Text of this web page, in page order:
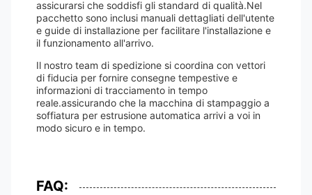
assicurarsi che soddisfi gli standard di qualità.Nel
pacchetto sono inclusi manuali dettagliati dell'utente
e guide di installazione per facilitare l'installazione e
il funzionamento all'arrivo.
Il nostro team di spedizione si coordina con vettori
di fiducia per fornire consegne tempestive e
informazioni di tracciamento in tempo
reale.assicurando che la macchina di stampaggio a
soffiatura per estrusione automatica arrivi a voi in
modo sicuro e in tempo.
FAQ: